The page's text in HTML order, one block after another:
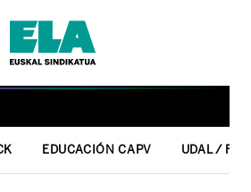
EDUCACIÓN CAPV UDAL /